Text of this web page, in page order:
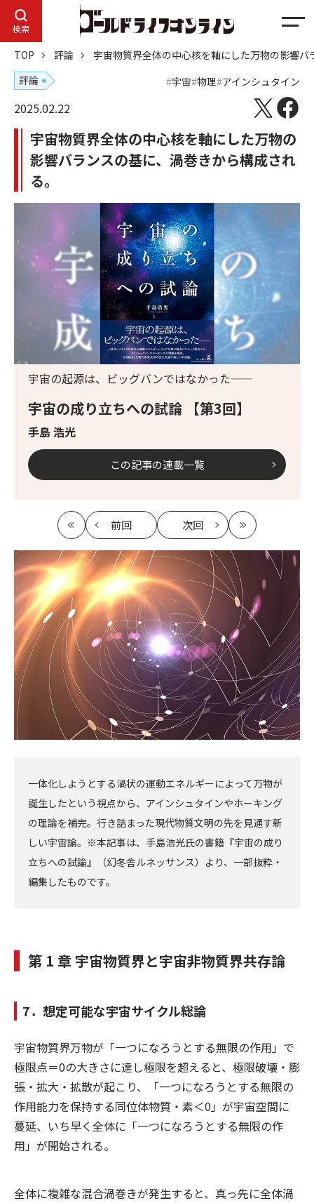
検索
メ
ニ
ュ
ー
TOP 評論
宇宙物質界全体の中心核を軸にした万物の影響
評論
宇宙 物理 アインシュタイン
2025.02.22
宇宙物質界全体の中心核を軸にした万物の
影響バランスの基に、渦巻きから構成され
る。
宇宙の成り立ちへの試論 【第3回】
手島 浩光
宇宙の起源は、ビッグバンではなかった――
この記事の連載一覧
最
初
前回
記
事
へ
次回
記
事
へ
最
新
一体化しようとする渦状の運動エネルギーによって万物が
誕生したという視点から、アインシュタインやホーキング
の理論を補完。行き詰まった現代物質文明の先を見通す新
しい宇宙論。※本記事は、手島浩光氏の書籍『宇宙の成り
立ちへの試論』（幻冬舎ルネッサンス）より、一部抜粋・
編集したものです。
第 1 章 宇宙物質界と宇宙非物質界共存論
7．想定可能な宇宙サイクル総論
宇宙物質界万物が「一つになろうとする無限の作用」で
極限点＝0の大きさに達し極限を超えると、極限破壊・膨
張・拡大・拡散が起こり、「一つになろうとする無限の
作用能力を保持する同位体物質・素＜0」が宇宙空間に
蔓延、いち早く全体に「一つになろうとする無限の作
用」が開始される。
全体に複雑な混合渦巻きが発生すると、真っ先に全体渦